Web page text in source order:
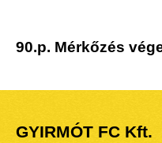
90.p. Mérkőzés
GYIRMÓT FC Kft.